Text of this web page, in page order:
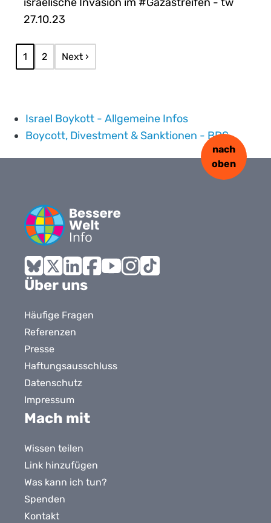
27.10.23
Seitennummerierung
Aktuelle Seite
1 Page
2 Nächste Seite
Next ›
Israel Boykott - Allgemeine Infos
Boycott, Divestment & Sanktionen - BDS
Bluesky
X LinkedInFacebook
nach
oben
Über uns
Häufige Fragen
Referenzen
Presse
Haftungsausschluss
Datenschutz
Impressum
Mach mit
Wissen teilen
Link hinzufügen
Was kann ich tun?
Spenden
Kontakt